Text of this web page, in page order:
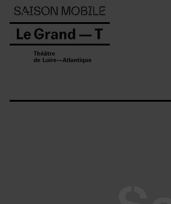
Panneau de gestion des cookies